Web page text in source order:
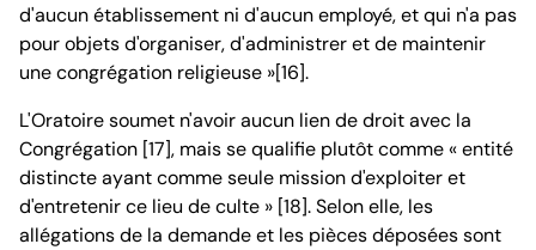
d'aucun établissement ni d'aucun employé, et qui n'a pas
pour objets d'organiser, d'administrer et de maintenir
une congrégation religieuse »[16].
L'Oratoire soumet n'avoir aucun lien de droit avec la
Congrégation [17], mais se qualifie plutôt comme « entité
distincte ayant comme seule mission d'exploiter et
d'entretenir ce lieu de culte » [18]. Selon elle, les
allégations de la demande et les pièces déposées sont